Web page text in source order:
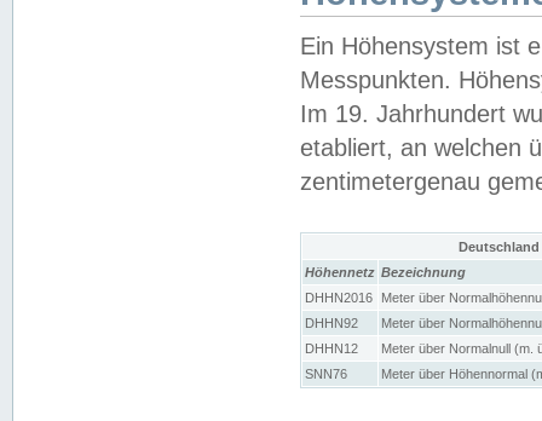
Ein Höhensystem ist
Messpunkten.
Im 19. Jahrhundert
etabliert, an welchen
zentimetergenau
Höhennetz Bezeichnung
DHHN2016
Meter über
DHHN92
Meter über
DHHN12
Meter über Normalnull (m.
SNN76
Meter über Höhennormal